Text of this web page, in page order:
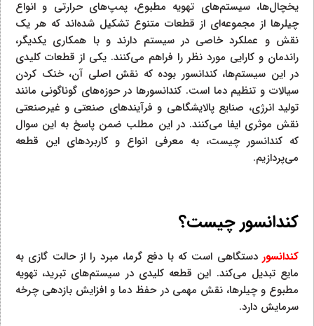
یخچال‌ها، سیستم‌های تهویه مطبوع، پمپ‌های حرارتی و انواع
چیلرها از مجموعه‌ای از قطعات متنوع تشکیل شده‌اند که هر یک
نقش و عملکرد خاصی در سیستم دارند و با همکاری یکدیگر،
راندمان و کارایی مورد نظر را فراهم می‌کنند. یکی از قطعات کلیدی
در این سیستم‌ها، کندانسور بوده که نقش اصلی آن، خنک کردن
سیالات و تنظیم دما است. کندانسورها در حوزه‌های گوناگونی مانند
تولید انرژی، صنایع پالایشگاهی و فرآیندهای صنعتی و غیرصنعتی
نقش موثری ایفا می‌کنند. در این مطلب ضمن پاسخ به این سوال
که کندانسور چیست، به معرفی انواع و کاربردهای این قطعه
می‌پردازیم.
کندانسور چیست؟
کندانسور دستگاهی است که با دفع گرما، مبرد را از حالت گازی به
مایع تبدیل می‌کند. این قطعه کلیدی در سیستم‌های تبرید، تهویه
مطبوع و چیلرها، نقش مهمی در حفظ دما و افزایش بازدهی چرخه
سرمایش دارد.